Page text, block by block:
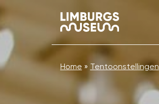
Home » Tentoonstellingen